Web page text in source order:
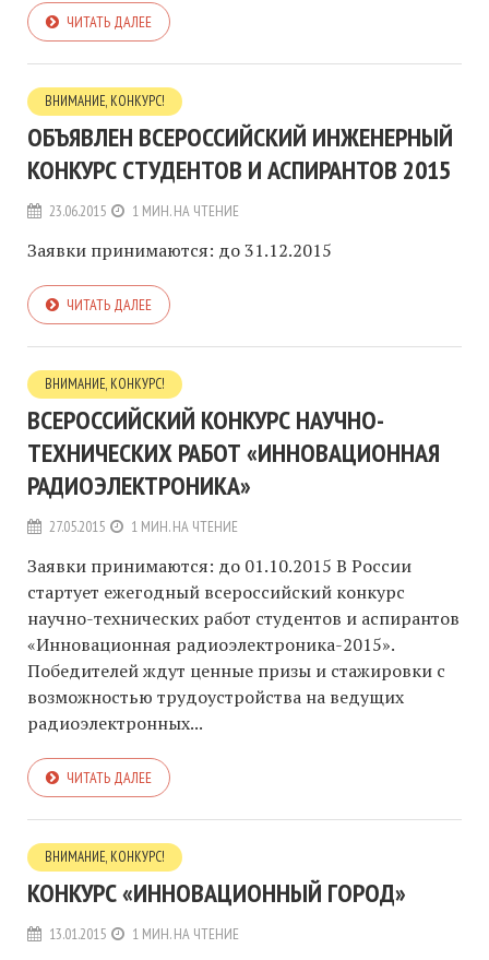
ЧИТАТЬ ДАЛЕЕ
ВНИМАНИЕ, КОНКУРС!
ОБЪЯВЛЕН ВСЕРОССИЙСКИЙ ИНЖЕНЕРНЫЙ
КОНКУРС СТУДЕНТОВ И АСПИРАНТОВ 2015
23.06.2015 1 МИН. НА ЧТЕНИЕ
Заявки принимаются: до 31.12.2015
ЧИТАТЬ ДАЛЕЕ
ВНИМАНИЕ, КОНКУРС!
ВСЕРОССИЙСКИЙ КОНКУРС НАУЧНО-
ТЕХНИЧЕСКИХ РАБОТ «ИННОВАЦИОННАЯ
РАДИОЭЛЕКТРОНИКА»
27.05.2015 1 МИН. НА ЧТЕНИЕ
Заявки принимаются: до 01.10.2015 В России
стартует ежегодный всероссийский конкурс
научно-технических работ студентов и аспирантов
«Инновационная радиоэлектроника-2015».
Победителей ждут ценные призы и стажировки с
возможностью трудоустройства на ведущих
радиоэлектронных...
ЧИТАТЬ ДАЛЕЕ
ВНИМАНИЕ, КОНКУРС!
КОНКУРС «ИННОВАЦИОННЫЙ ГОРОД»
13.01.2015 1 МИН. НА ЧТЕНИЕ